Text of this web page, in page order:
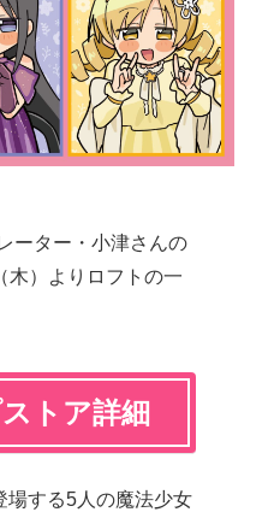
ーター・小津さんの
木）よりロフトの一
トア詳細
場する5人の魔法少女